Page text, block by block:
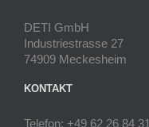
DETI GmbH
Industriestrasse 27
74909 Meckesheim
KONTAKT
Telefon: +49 62 26 84 31